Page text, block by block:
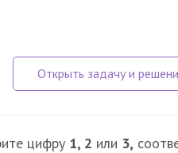
цифру 1, 2 или 3,